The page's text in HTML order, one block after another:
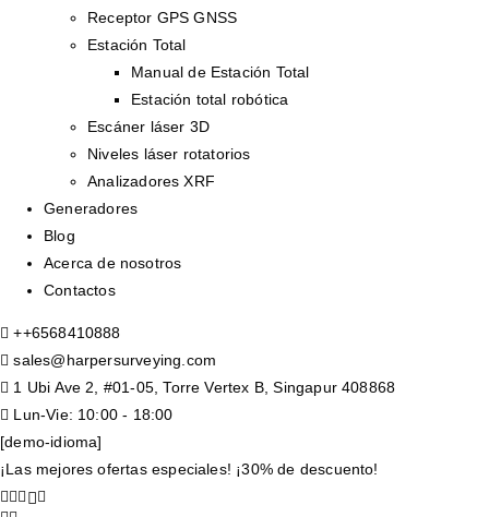
Receptor GPS GNSS
Estación Total
Manual de Estación Total
Estación total robótica
Escáner láser 3D
Niveles láser rotatorios
Analizadores XRF
Generadores
Blog
Acerca de nosotros
Contactos
++6568410888
sales@harpersurveying.com
1 Ubi Ave 2, #01-05, Torre Vertex B, Singapur 408868
Lun-Vie: 10:00 - 18:00
[demo-idioma]
¡Las mejores ofertas especiales! ¡30% de descuento!